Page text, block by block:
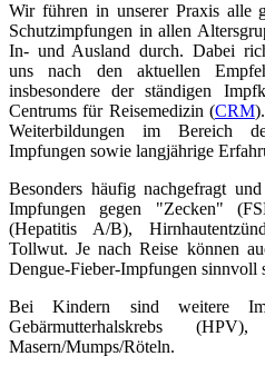
Wir führen in unserer Praxis alle
Schutzimpfungen in allen
In- und Ausland durch. Dabei
uns nach den aktuellen
insbesondere der ständigen
Centrums für Reisemedizin (CRM
Weiterbildungen im Bereich
Impfungen sowie langjährige
Besonders häufig nachgefragt
Impfungen gegen "Zecken"
(Hepatitis A/B),
Tollwut. Je nach Reise können
Dengue-Fieber-Impfungen sinnvoll
Bei Kindern sind weitere
Gebärmutterhalskrebs
Masern/Mumps/Röteln.